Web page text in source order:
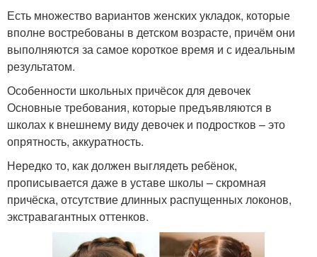
Есть множество вариантов женских укладок, которые
вполне востребованы в детском возрасте, причём они
выполняются за самое короткое время и с идеальным
результатом.
Особенности школьных причёсок для девочек
Основные требования, которые предъявляются в
школах к внешнему виду девочек и подростков – это
опрятность, аккуратность.
Нередко то, как должен выглядеть ребёнок,
прописывается даже в уставе школы – скромная
причёска, отсутствие длинных распущенных локонов,
экстравагантных оттенков.